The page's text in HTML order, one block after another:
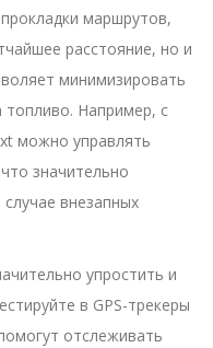
маршрутов,
расстояние, но и
минимизировать
топливо. Например, с
можно управлять
значительно
внезапных
упростить и
в GPS-трекеры
отслеживать